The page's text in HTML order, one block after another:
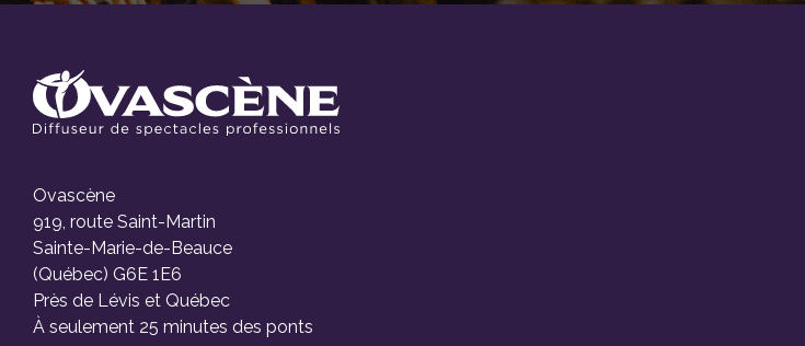
Ovascène
919, route Saint-Martin
Sainte-Marie-de-Beauce
(Québec) G6E 1E6
Près de Lévis et Québec
À seulement 25 minutes des ponts